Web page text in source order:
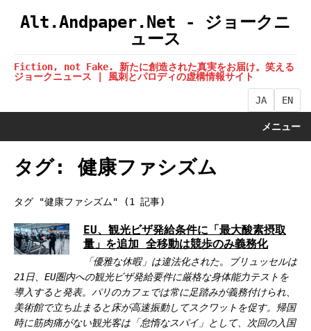
Alt.Andpaper.Net - ジョークニ
ュース
Fiction, not Fake. 新たに創造された真実をお届け。笑える
ジョークニュース | 風刺とパロディの虚構情報サイト
JA EN
メニュー
タグ: 健康ファシズム
タグ "健康ファシズム" (1 記事)
EU、観光ビザ発給条件に「最大酸素摂取
量」を追加 全移動は競歩のみ義務化
「優雅な休暇」は違法化された。ブリュッセルは
21日、EU圏内への観光ビザ発給要件に厳格な身体能力テストを
導入すると発表。パリのカフェでは常に足踏みが義務付けられ、
美術館で立ち止まると床が高速振動してスクワットを促す。帰国
時に筋肉痛がない観光客は「怠惰なスパイ」として、次回の入国